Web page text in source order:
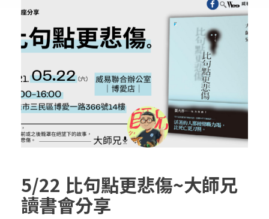
5/22 比句點更悲傷~大師兄
讀書會分享